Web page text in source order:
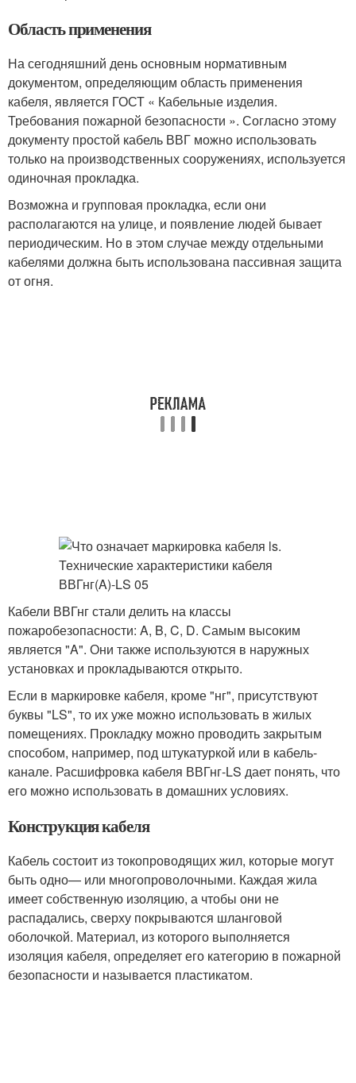
Область применения
На сегодняшний день основным нормативным
документом, определяющим область применения
кабеля, является ГОСТ « Кабельные изделия.
Требования пожарной безопасности ». Согласно этому
документу простой кабель ВВГ можно использовать
только на производственных сооружениях, используется
одиночная прокладка.
Возможна и групповая прокладка, если они
располагаются на улице, и появление людей бывает
периодическим. Но в этом случае между отдельными
кабелями должна быть использована пассивная защита
от огня.
Кабели ВВГнг стали делить на классы
пожаробезопасности: A, B, C, D. Самым высоким
является "A". Они также используются в наружных
установках и прокладываются открыто.
Если в маркировке кабеля, кроме "нг", присутствуют
буквы "LS", то их уже можно использовать в жилых
помещениях. Прокладку можно проводить закрытым
способом, например, под штукатуркой или в кабель-
канале. Расшифровка кабеля ВВГнг-LS дает понять, что
его можно использовать в домашних условиях.
Конструкция кабеля
Кабель состоит из токопроводящих жил, которые могут
быть одно— или многопроволочными. Каждая жила
имеет собственную изоляцию, а чтобы они не
распадались, сверху покрываются шланговой
оболочкой. Материал, из которого выполняется
изоляция кабеля, определяет его категорию в пожарной
безопасности и называется пластикатом.